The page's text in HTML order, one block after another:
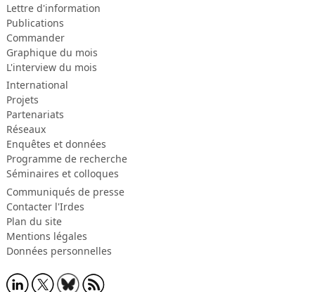
Lettre d'information
Publications
Commander
Graphique du mois
L'interview du mois
International
Projets
Partenariats
Réseaux
Enquêtes et données
Programme de recherche
Séminaires et colloques
Communiqués de presse
Contacter l'Irdes
Plan du site
Mentions légales
Données personnelles